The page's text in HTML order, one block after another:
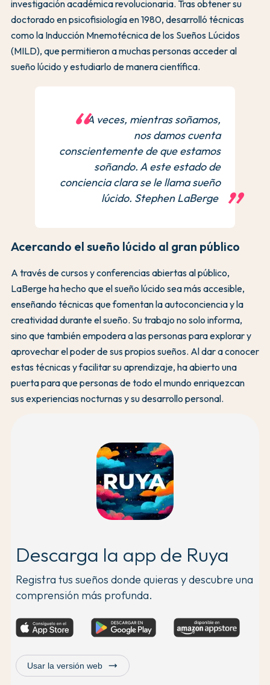
investigación académica revolucionaria. Tras obtener su
doctorado en psicofisiología en 1980, desarrolló técnicas
como la Inducción Mnemotécnica de los Sueños Lúcidos
(MILD), que permitieron a muchas personas acceder al
sueño lúcido y estudiarlo de manera científica.
A veces, mientras soñamos,
nos damos cuenta
conscientemente de que estamos
soñando. A este estado de
conciencia clara se le llama sueño
lúcido. Stephen LaBerge
Acercando el sueño lúcido al gran público
A través de cursos y conferencias abiertas al público,
LaBerge ha hecho que el sueño lúcido sea más accesible,
enseñando técnicas que fomentan la autoconciencia y la
creatividad durante el sueño. Su trabajo no solo informa,
sino que también empodera a las personas para explorar y
aprovechar el poder de sus propios sueños. Al dar a conocer
estas técnicas y facilitar su aprendizaje, ha abierto una
puerta para que personas de todo el mundo enriquezcan
sus experiencias nocturnas y su desarrollo personal.
Descarga la app de Ruya
Registra tus sueños donde quieras y descubre una
comprensión más profunda.
Usar la versión web trending_flat